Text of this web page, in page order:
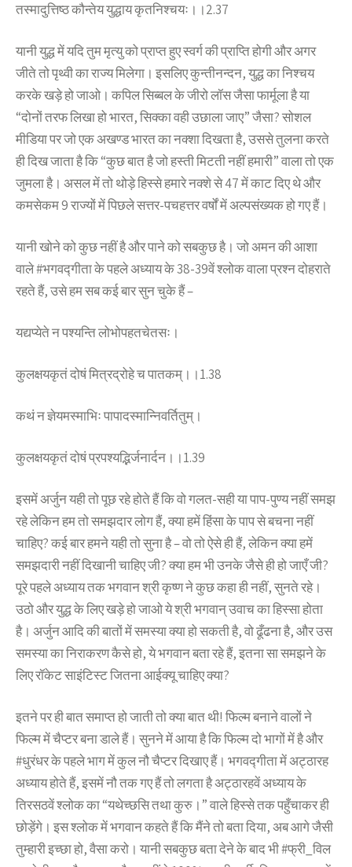
तस्मादुत्तिष्ठ कौन्तेय युद्धाय कृतनिश्चयः।।2.37
यानी युद्ध में यदि तुम मृत्यु को प्राप्त हुए स्वर्ग की प्राप्ति होगी और अगर
जीते तो पृथ्वी का राज्य मिलेगा। इसलिए कुन्तीनन्दन, युद्ध का निश्चय
करके खड़े हो जाओ। कपिल सिब्बल के जीरो लॉस जैसा फार्मूला है या
“दोनों तरफ लिखा हो भारत, सिक्का वही उछाला जाए” जैसा? सोशल
मीडिया पर जो एक अखण्ड भारत का नक्शा दिखता है, उससे तुलना करते
ही दिख जाता है कि “कुछ बात है जो हस्ती मिटती नहीं हमारी” वाला तो एक
जुमला है। असल में तो थोड़े हिस्से हमारे नक्शे से 47 में काट दिए थे और
कमसेकम 9 राज्यों में पिछले सत्तर-पचहत्तर वर्षों में अल्पसंख्यक हो गए हैं।
यानी खोने को कुछ नहीं है और पाने को सबकुछ है। जो अमन की आशा
वाले #भगवद्गीता के पहले अध्याय के 38-39वें श्लोक वाला प्रश्न दोहराते
रहते हैं, उसे हम सब कई बार सुन चुके हैं –
यद्यप्येते न पश्यन्ति लोभोपहतचेतसः।
कुलक्षयकृतं दोषं मित्रद्रोहे च पातकम्।।1.38
कथं न ज्ञेयमस्माभिः पापादस्मान्निवर्तितुम्।
कुलक्षयकृतं दोषं प्रपश्यद्भिर्जनार्दन।।1.39
इसमें अर्जुन यही तो पूछ रहे होते हैं कि वो गलत-सही या पाप-पुण्य नहीं समझ
रहे लेकिन हम तो समझदार लोग हैं, क्या हमें हिंसा के पाप से बचना नहीं
चाहिए? कई बार हमने यही तो सुना है – वो तो ऐसे ही हैं, लेकिन क्या हमें
समझदारी नहीं दिखानी चाहिए जी? क्या हम भी उनके जैसे ही हो जाएँ जी?
पूरे पहले अध्याय तक भगवान श्री कृष्ण ने कुछ कहा ही नहीं, सुनते रहे।
उठो और युद्ध के लिए खड़े हो जाओ ये श्री भगवान् उवाच का हिस्सा होता
है। अर्जुन आदि की बातों में समस्या क्या हो सकती है, वो ढूँढना है, और उस
समस्या का निराकरण कैसे हो, ये भगवान बता रहे हैं, इतना सा समझने के
लिए रॉकेट साइंटिस्ट जितना आईक्यू चाहिए क्या?
इतने पर ही बात समाप्त हो जाती तो क्या बात थी! फिल्म बनाने वालों ने
फिल्म में चैप्टर बना डाले हैं। सुनने में आया है कि फिल्म दो भागों में है और
#धुरंधर के पहले भाग में कुल नौ चैप्टर दिखाए हैं। भगवद्गीता में अट्ठारह
अध्याय होते हैं, इसमें नौ तक गए हैं तो लगता है अट्ठारहवें अध्याय के
तिरसठवें श्लोक का “यथेच्छसि तथा कुरु।” वाले हिस्से तक पहुँचाकर ही
छोड़ेंगे। इस श्लोक में भगवान कहते हैं कि मैंने तो बता दिया, अब आगे जैसी
तुम्हारी इच्छा हो, वैसा करो। यानी सबकुछ बता देने के बाद भी #फ्री_विल